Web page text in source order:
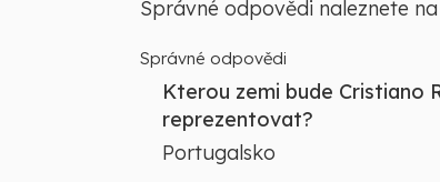
Správné odpovědi naleznete
Správné odpovědi
Kterou zemi bude Cristiano
reprezentovat?
Portugalsko